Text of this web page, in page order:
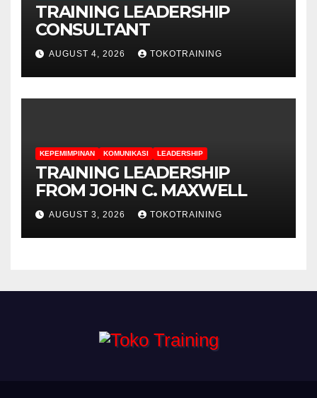
TRAINING LEADERSHIP
CONSULTANT
AUGUST 4, 2026 TOKOTRAINING
KEPEMIMPINAN KOMUNIKASI LEADERSHIP
TRAINING LEADERSHIP
FROM JOHN C. MAXWELL
AUGUST 3, 2026 TOKOTRAINING